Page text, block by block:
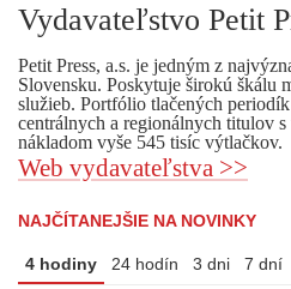
Vydavateľstvo Petit
Petit Press, a.s. je jedným z
Slovensku. Poskytuje širokú škálu
služieb. Portfólio tlačených
centrálnych a regionálnych titulov
nákladom vyše 545 tisíc výtlačkov.
Web vydavateľstva >>
NAJČÍTANEJŠIE NA NOVINKY
4 hodiny 24 hodín 3 dni 7 dní